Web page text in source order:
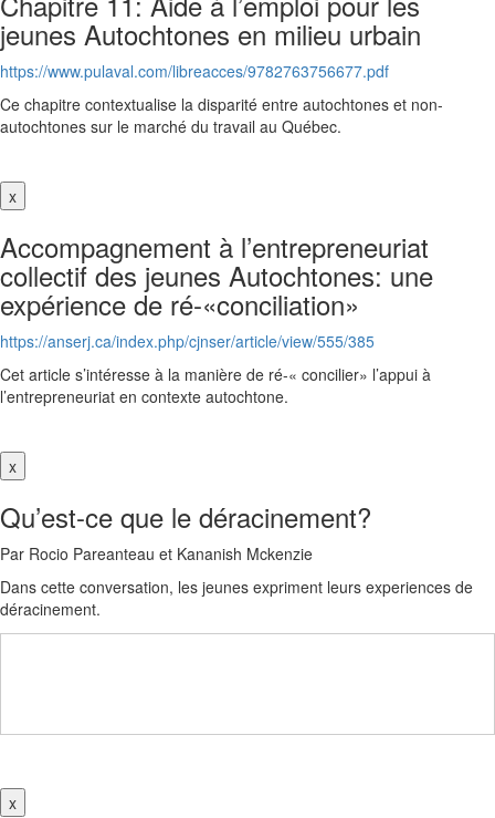
jeunes Autochtones en milieu urbain
https://www.pulaval.com/libreacces/9782763756677.pdf
Ce chapitre contextualise la disparité entre autochtones et non-
autochtones sur le marché du travail au Québec.
x
Accompagnement à l’entrepreneuriat
collectif des jeunes Autochtones: une
expérience de ré-«conciliation»
https://anserj.ca/index.php/cjnser/article/view/555/385
Cet article s’intéresse à la manière de ré-« concilier» l’appui à
l’entrepreneuriat en contexte autochtone.
x
Qu’est-ce que le déracinement?
Par Rocio Pareanteau et Kananish Mckenzie
Dans cette conversation, les jeunes expriment leurs experiences de
déracinement.
x